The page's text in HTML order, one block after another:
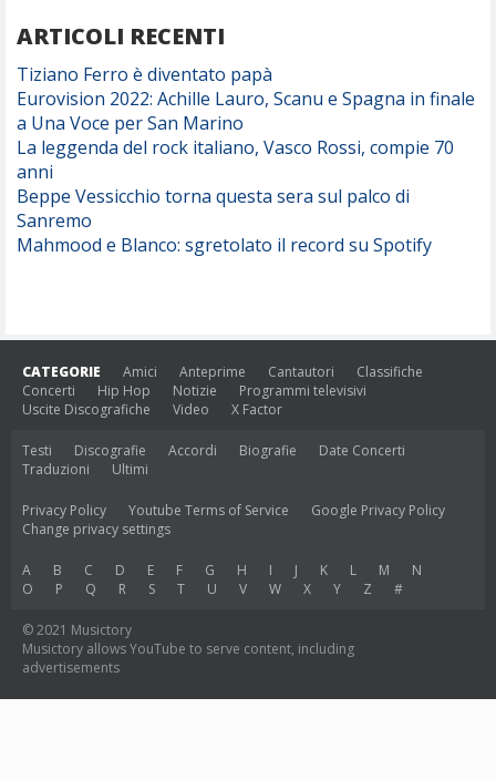
ARTICOLI RECENTI
Tiziano Ferro è diventato papà
Eurovision 2022: Achille Lauro, Scanu e Spagna in finale
a Una Voce per San Marino
La leggenda del rock italiano, Vasco Rossi, compie 70
anni
Beppe Vessicchio torna questa sera sul palco di
Sanremo
Mahmood e Blanco: sgretolato il record su Spotify
CATEGORIE Amici Anteprime Cantautori
Classifiche
Concerti
Hip Hop Notizie
Programmi televisivi
Uscite Discografiche
Video X Factor
Testi Discografie Accordi Biografie
Date Concerti
Traduzioni
Ultimi
Privacy Policy Youtube Terms of Service
Google Privacy Policy
Change privacy settings
A B C D E F G H I J K L M
N
O
P Q R S T U V W X Y Z #
© 2021 Musictory
Musictory allows YouTube to serve content, including
advertisements